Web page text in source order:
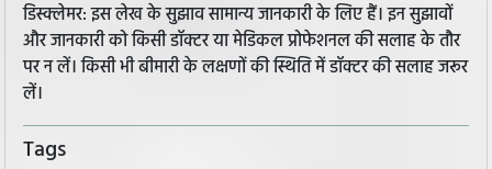
डिस्क्लेमर: इस लेख के सुझाव सामान्य जानकारी के लिए हैं। इन सुझावों
और जानकारी को किसी डॉक्टर या मेडिकल प्रोफेशनल की सलाह के तौर
पर न लें। किसी भी बीमारी के लक्षणों की स्थिति में डॉक्टर की सलाह जरूर
लें।
Tags